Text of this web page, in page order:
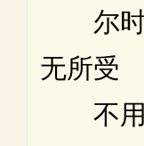
尔时
无所受
不用